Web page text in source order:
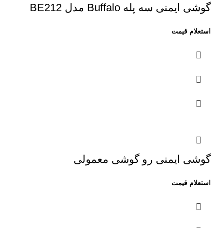
گوشی ایمنی سه پله Buffalo مدل BE212
گوشی ایمنی رو گوشی معمولی